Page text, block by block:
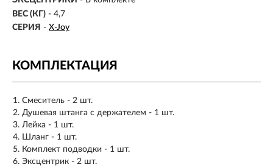
ВЕС (КГ) - 4,7
СЕРИЯ - X-Joy
КОМПЛЕКТАЦИЯ
Смеситель - 2 шт.
Душевая штанга с держателем - 1 шт.
Лейка - 1 шт.
Шланг - 1 шт.
Комплект подводки - 1 шт.
Эксцентрик - 2 шт.